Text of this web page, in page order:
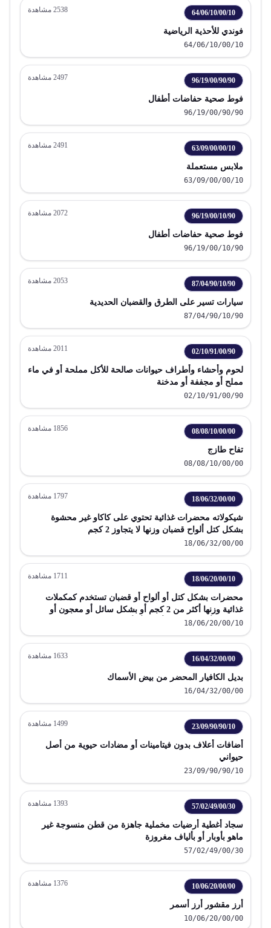
64/06/10/00/10
2538 مشاهدة
فوندي للأحذية الرياضية
64/06/10/00/10
96/19/00/90/90
2497 مشاهدة
فوط صحية حفاضات أطفال
96/19/00/90/90
63/09/00/00/10
2491 مشاهدة
ملابس مستعملة
63/09/00/00/10
96/19/00/10/90
2072 مشاهدة
فوط صحية حفاضات أطفال
96/19/00/10/90
87/04/90/10/90
2053 مشاهدة
سيارات تسير على الطرق والقضبان الحديدية
87/04/90/10/90
02/10/91/00/90
2011 مشاهدة
لحوم وأحشاء وأطراف حيوانات صالحة للأكل مملحة أو في ماء
مملح أو مجففة أو مدخنة
02/10/91/00/90
08/08/10/00/00
1856 مشاهدة
تفاح طازج
08/08/10/00/00
18/06/32/00/00
1797 مشاهدة
شيكولاته محضرات غذائية تحتوي على كاكاو غير محشوة
بشكل كتل ألواح قضبان وزنها لا يتجاوز 2 كجم
18/06/32/00/00
18/06/20/00/10
1711 مشاهدة
محضرات بشكل كتل أو ألواح أو قضبان تستخدم كمكملات
غذائية وزنها أكثر من 2 كجم أو بشكل سائل أو معجون أو
مسحوق أو حبيبات في أوعية أو أغلفة جاهزة للتداول الفوري
وزنها أكثر من 2 كجم
18/06/20/00/10
16/04/32/00/00
1633 مشاهدة
بديل الكافيار المحضر من بيض الأسماك
16/04/32/00/00
23/09/90/90/10
1499 مشاهدة
أضافات أعلاف بدون فيتامينات أو مضادات حيوية من أصل
حيواني
23/09/90/90/10
57/02/49/00/30
1393 مشاهدة
سجاد أغطية أرضيات مخملية جاهزة من قطن منسوجة غير
ماهو بأوبار أو بألياف مغروزة
57/02/49/00/30
10/06/20/00/00
1376 مشاهدة
أرز مقشور أرز أسمر
10/06/20/00/00